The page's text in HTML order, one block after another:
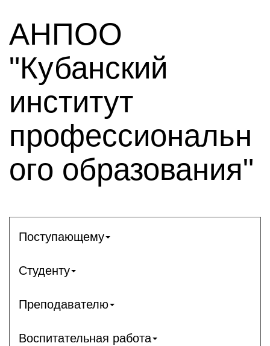
АНПОО
"Кубанский
институт
профессиональн
ого образования"
Поступающему
Студенту
Преподавателю
Воспитательная работа